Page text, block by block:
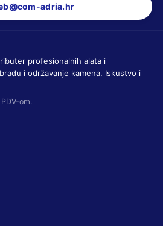
adria.hr
profesionalnih alata i
i održavanje kamena. Iskustvo i
om.